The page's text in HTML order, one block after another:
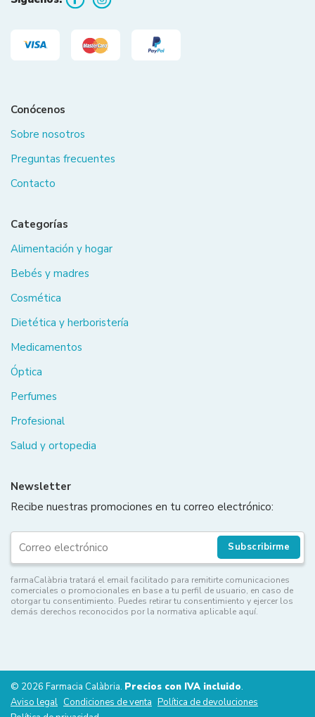
Conócenos
Sobre nosotros
Preguntas frecuentes
Contacto
Categorías
Alimentación y hogar
Bebés y madres
Cosmética
Dietética y herboristería
Medicamentos
Óptica
Perfumes
Profesional
Salud y ortopedia
Newsletter
Recibe nuestras promociones en tu correo electrónico:
Subscribirme
farmaCalàbria tratará el email facilitado para remitirte comunicaciones
comerciales o promocionales en base a tu perfil de usuario, en caso de
otorgar tu consentimiento. Puedes retirar tu consentimiento y ejercer los
demás derechos reconocidos por la normativa aplicable aquí.
© 2026 Farmacia Calàbria. Precios con IVA incluido.
Aviso legal Condiciones de venta Política de devoluciones